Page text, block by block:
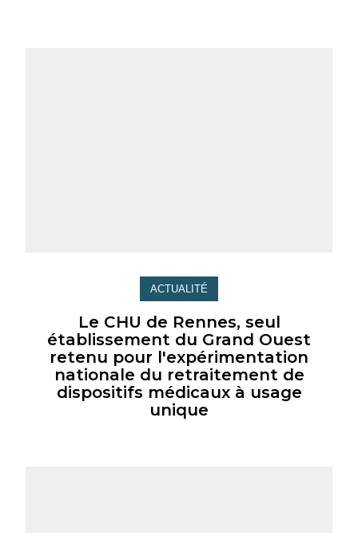
ACTUALITÉ
Le CHU de Rennes, seul
établissement du Grand Ouest
retenu pour l'expérimentation
nationale du retraitement de
dispositifs médicaux à usage
unique